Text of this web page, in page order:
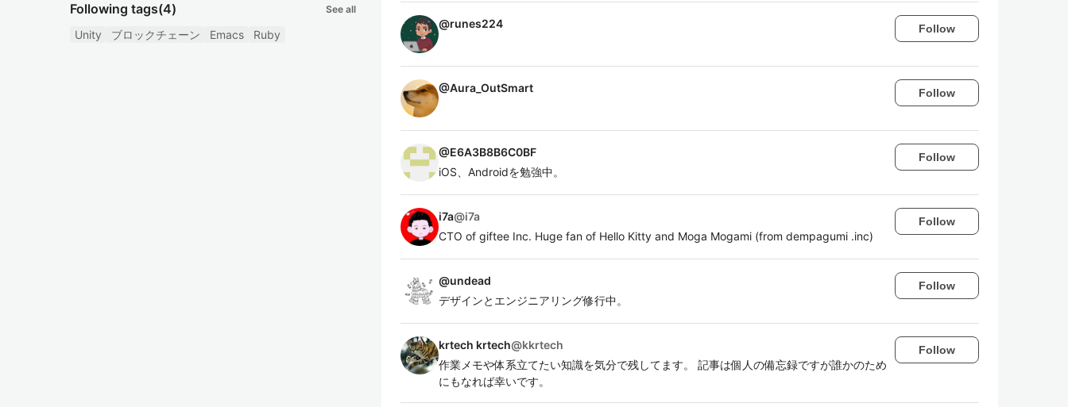
Following tags(4) See all
Unity ブロックチェーン Emacs Ruby
@runes224 Follow
@Aura_OutSmart Follow
@E6A3B8B6C0BF
iOS、Androidを勉強中。
Follow
i7a@i7a
CTO of giftee Inc. Huge fan of Hello Kitty and Moga Mogami (from dempagumi .inc)
Follow
@undead
デザインとエンジニアリング修行中。
Follow
krtech krtech@kkrtech
作業メモや体系立てたい知識を気分で残してます。 記事は個人の備忘録ですが誰かのため
にもなれば幸いです。
Follow